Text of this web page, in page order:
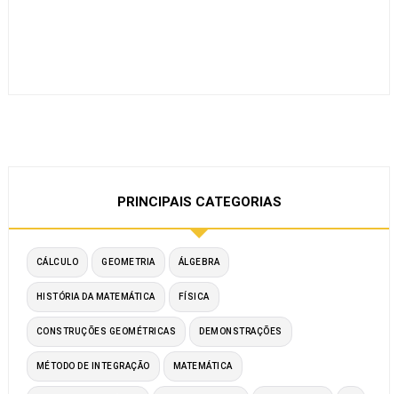
PRINCIPAIS CATEGORIAS
CÁLCULO GEOMETRIA ÁLGEBRA
HISTÓRIA DA MATEMÁTICA FÍSICA
CONSTRUÇÕES GEOMÉTRICAS DEMONSTRAÇÕES
MÉTODO DE INTEGRAÇÃO MATEMÁTICA